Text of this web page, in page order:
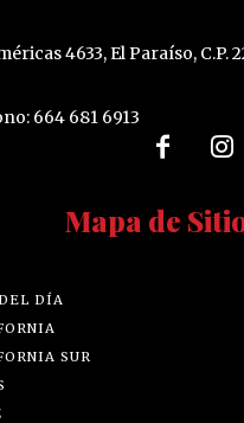
4633, El Paraíso, C.P.
664 681 6913
Mapa de
DÍA
SUR